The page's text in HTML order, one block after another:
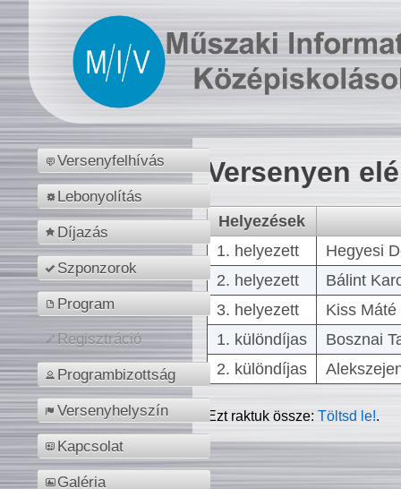
Versenyfelhívás
Lebonyolítás
Díjazás
Szponzorok
Program
Regisztráció
Programbizottság
Versenyhelyszín
Kapcsolat
Galéria
Versenyen
Helyezések
1. helyezett
Hegyesi
2. helyezett
Bálint
3. helyezett
Kiss
1. különdíjas
Bosznai
2. különdíjas
Ezt raktuk össze:Töltsd le!.